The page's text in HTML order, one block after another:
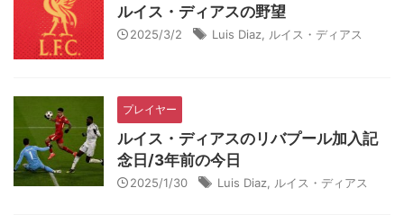
ルイス・ディアスの野望
2025/3/2 Luis Diaz ルイス・ディアス
プレイヤー
ルイス・ディアスのリバプール加入記
念日/3年前の今日
2025/1/30 Luis Diaz ルイス・ディアス